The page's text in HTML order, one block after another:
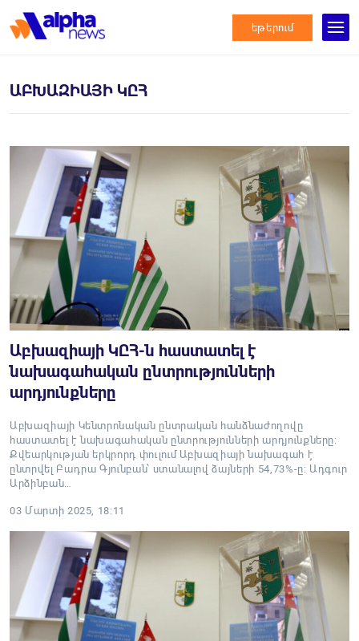
եթերում
ԱԲԽԱԶԻԱՅԻ ԿԸՀ
Աբխազիայի ԿԸՀ-ն հաստատել է
նախագահական ընտրությունների
արդյունքները
Աբխազիայի Կենտրոնական ընտրական հանձնաժողովը
հաստատել է նախագահական ընտրությունների արդյունքները:
Քվեարկության երկրորդ փուլում Աբխազիայի նախագահ է
ընտրվել Բադրա Գյունբան՝ ստանալով ձայների 54,73%-ը։ Ադգուր
Արձինբան…
03 Մարտի 2025, 18:11